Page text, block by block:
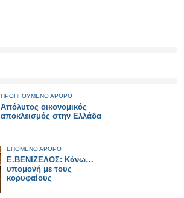
ΠΡΟΗΓΟΥΜΕΝΟ ΑΡΘΡΟ
Απόλυτος οικονομικός
αποκλεισμός στην Ελλάδα
ΕΠΟΜΕΝΟ ΑΡΘΡΟ
Ε.ΒΕΝΙΖΕΛΟΣ: Κάνω…
υπομονή με τους
κορυφαίους